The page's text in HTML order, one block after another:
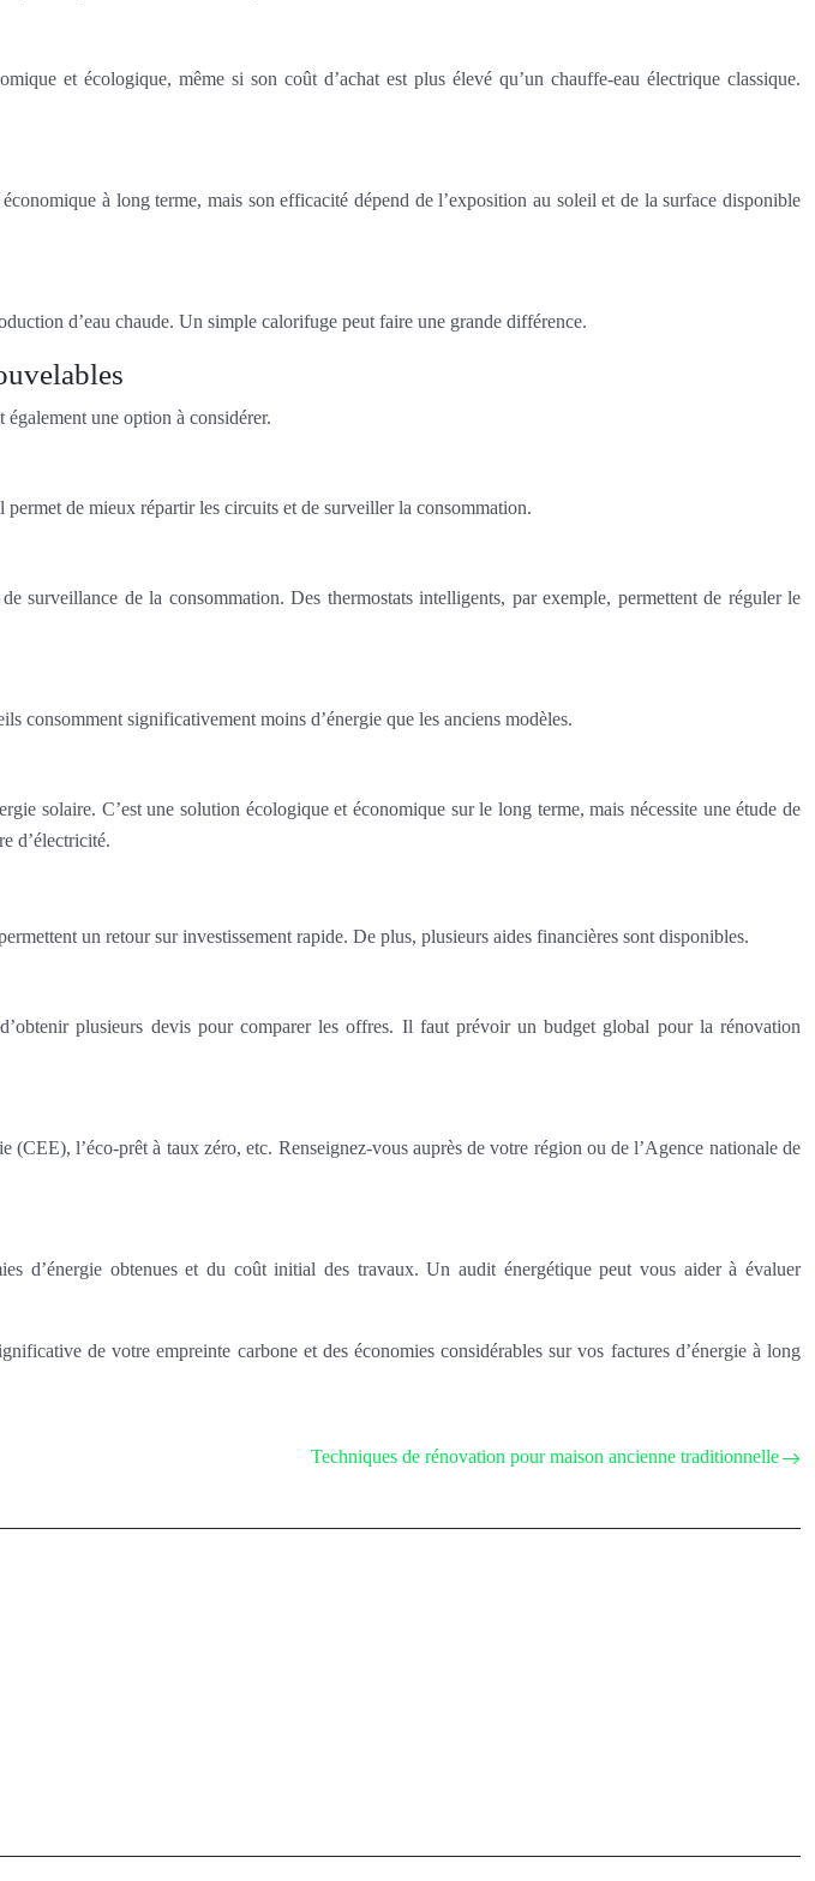
et écologique, même si son coût d’achat est plus élevé qu’un chauffe-eau électrique classique.
à long terme, mais son efficacité dépend de l’exposition au soleil et de la surface disponible
d’eau chaude. Un simple calorifuge peut faire une grande différence.
également une option à considérer.
de mieux répartir les circuits et de surveiller la consommation.
surveillance de la consommation. Des thermostats intelligents, par exemple, permettent de réguler le
consomment significativement moins d’énergie que les anciens modèles.
solaire. C’est une solution écologique et économique sur le long terme, mais nécessite une étude de
d’électricité.
un retour sur investissement rapide. De plus, plusieurs aides financières sont disponibles.
plusieurs devis pour comparer les offres. Il faut prévoir un budget global pour la rénovation
l’éco-prêt à taux zéro, etc. Renseignez-vous auprès de votre région ou de l’Agence nationale de
d’énergie obtenues et du coût initial des travaux. Un audit énergétique peut vous aider à évaluer
de votre empreinte carbone et des économies considérables sur vos factures d’énergie à long
Techniques de rénovation pour maison ancienne traditionnelle